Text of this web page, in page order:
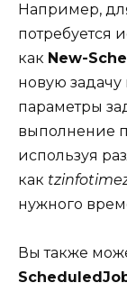
Например,
потребуется
как New-
новую
параметры
выполнение
используя
как
нужного
Вы также